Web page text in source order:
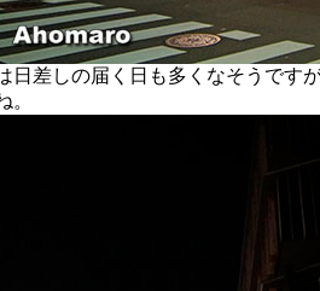
日差しの届く日も多くなそうです
。